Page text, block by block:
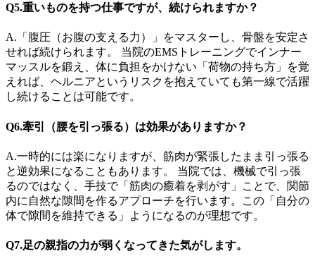
Q5.重いものを持つ仕事ですが、続けられますか？
A.「腹圧（お腹の支える力）」をマスターし、骨盤を安定さ
せれば続けられます。 当院のEMSトレーニングでインナー
マッスルを鍛え、体に負担をかけない「荷物の持ち方」を覚
えれば、ヘルニアというリスクを抱えていても第一線で活躍
し続けることは可能です。
Q6.牽引（腰を引っ張る）は効果がありますか？
A.一時的には楽になりますが、筋肉が緊張したまま引っ張る
と逆効果になることもあります。 当院では、機械で引っ張
るのではなく、手技で「筋肉の癒着を剥がす」ことで、関節
内に自然な隙間を作るアプローチを行います。この「自分の
体で隙間を維持できる」ようになるのが理想です。
Q7.足の親指の力が弱くなってきた気がします。